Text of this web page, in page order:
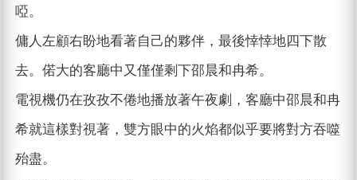
啞。
傭人左顧右盼地看著自己的夥伴，最後悻悻地四下散
去。偌大的客廳中又僅僅剩下邵晨和冉希。
電視機仍在孜孜不倦地播放著午夜劇，客廳中邵晨和冉
希就這樣對視著，雙方眼中的火焰都似乎要將對方吞噬
殆盡。